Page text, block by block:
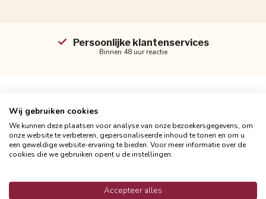
Persoonlijke klantenservices
Binnen 48 uur reactie
Productomschrijving
Reviews
Heb je vragen over dit product?
Wij gebruiken cookies
We kunnen deze plaatsen voor analyse van onze bezoekersgegevens, om
onze website te verbeteren, gepersonaliseerde inhoud te tonen en om u
een geweldige website-ervaring te bieden. Voor meer informatie over de
cookies die we gebruiken opent u de instellingen.
Accepteer alles